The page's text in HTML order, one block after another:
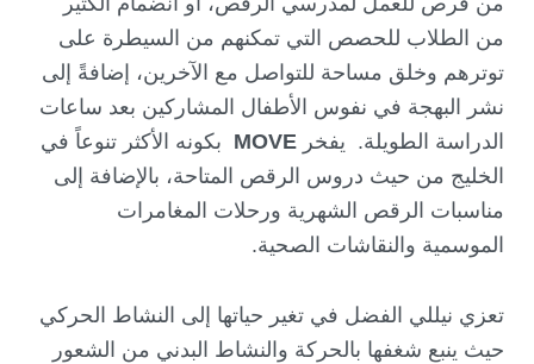
من الطلاب للحصص التي تمكنهم من السيطرة على
توترهم وخلق مساحة للتواصل مع الآخرين، إضافةً إلى
نشر البهجة في نفوس الأطفال المشاركين بعد ساعات
الدراسة الطويلة. يفخر MOVEبكونه الأكثر تنوعاً في
الخليج من حيث دروس الرقص المتاحة، بالإضافة إلى
مناسبات الرقص الشهرية ورحلات المغامرات
الموسمية والنقاشات الصحية.
تعزي نيللي الفضل في تغير حياتها إلى النشاط الحركي
حيث ينبع شغفها بالحركة والنشاط البدني من الشعور